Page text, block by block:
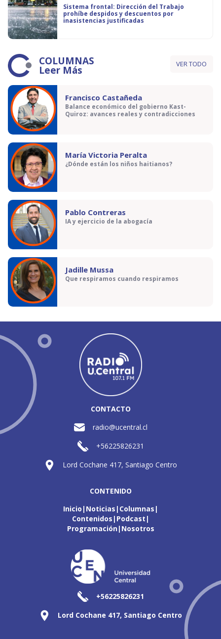
Sistema frontal: Dirección del Trabajo
prohíbe despidos y descuentos por
inasistencias justificadas
COLUMNAS
Leer Más VER TODO
Francisco Castañeda
Balance económico del gobierno Kast-
Quiroz: avances reales y contradicciones
María Victoria Peralta
¿Dónde están los niños haitianos?
Pablo Contreras
IA y ejercicio de la abogacía
Jadille Mussa
Que respiramos cuando respiramos
CONTACTO
radio@ucentral.cl
+56225826231
Lord Cochane 417, Santiago Centro
CONTENIDO
Inicio Noticias Columnas
Contenidos Podcast
Programación Nosotros
+56225826231
Lord Cochane 417, Santiago Centro